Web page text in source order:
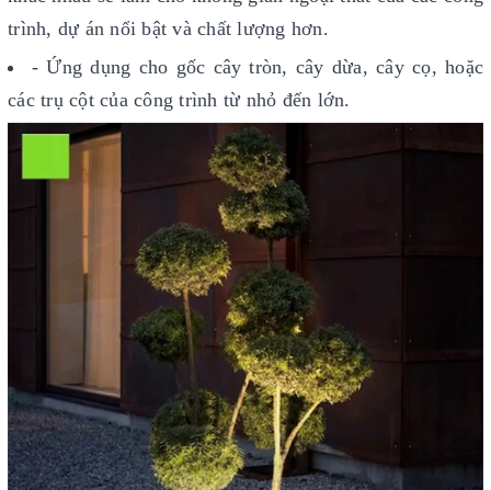
trình, dự án nổi bật và chất lượng hơn.
- Ứng dụng cho gốc cây tròn, cây dừa, cây cọ, hoặc
các trụ cột của công trình từ nhỏ đến lớn.